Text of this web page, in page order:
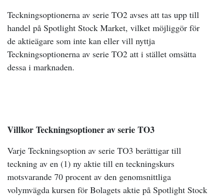
Teckningsoptionerna av serie TO2 avses att tas upp till
handel på Spotlight Stock Market, vilket möjliggör för
de aktieägare som inte kan eller vill nyttja
Teckningsoptionerna av serie TO2 att i stället omsätta
dessa i marknaden.
Villkor Teckningsoptioner av serie TO3
Varje Teckningsoption av serie TO3 berättigar till
teckning av en (1) ny aktie till en teckningskurs
motsvarande 70 procent av den genomsnittliga
volymvägda kursen för Bolagets aktie på Spotlight Stock